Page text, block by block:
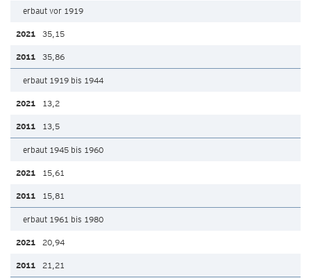
erbaut vor 1919
35,15
35,86
erbaut 1919 bis 1944
13,2
13,5
erbaut 1945 bis 1960
15,61
15,81
erbaut 1961 bis 1980
20,94
21,21